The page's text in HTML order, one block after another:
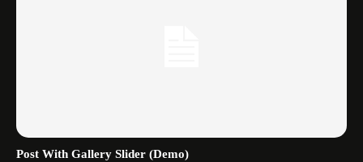
Post With Gallery Slider (Demo)